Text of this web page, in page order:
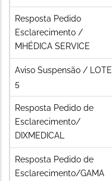
Resposta Pedido
Esclarecimento /
MHÉDICA SERVICE
Aviso Suspensão / LOTE
5
Resposta Pedido de
Esclarecimento/
DIXMEDICAL
Resposta Pedido de
Esclarecimento/GAMA